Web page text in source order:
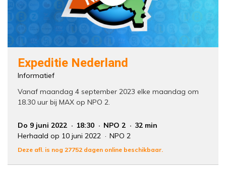
Expeditie Nederland
Informatief
Vanaf maandag 4 september 2023 elke maandag om
18.30 uur bij MAX op NPO 2.
Do 9 juni 2022 18:30 NPO 2
32 min
Herhaald op 10 juni 2022
NPO 2
Deze afl. is nog 27752 dagen online beschikbaar.